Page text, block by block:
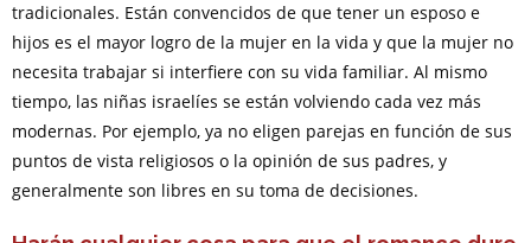
tradicionales. Están convencidos de que tener un esposo e
hijos es el mayor logro de la mujer en la vida y que la mujer no
necesita trabajar si interfiere con su vida familiar. Al mismo
tiempo, las niñas israelíes se están volviendo cada vez más
modernas. Por ejemplo, ya no eligen parejas en función de sus
puntos de vista religiosos o la opinión de sus padres, y
generalmente son libres en su toma de decisiones.